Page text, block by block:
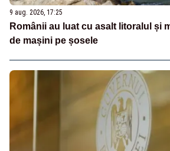
9 aug. 2026, 17:25
Românii au luat cu asalt litoralul și
de mașini pe șosele